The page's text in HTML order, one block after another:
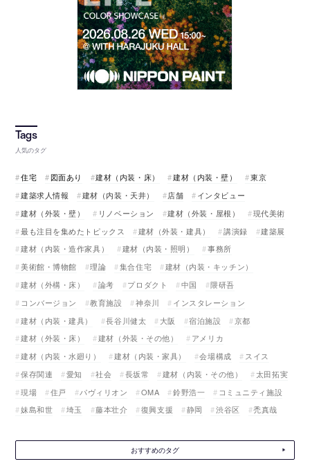
人気のタグ
住宅 図面あり 建材（内装・床） 建材（内装・壁）
東京
建築求人情報
建材（内装・天井） 店舗
インタビュー
建材（外装・壁）
リノベーション 建材（外装・屋根）
現代美術
最も注目を集めたトピックス
建材（外装・建具） 講演録
建築展
建材（内装・造作家具）
建材（内装・照明）
事務所
美術館・博物館
理論 集合住宅
建材（内装・キッチン）
建材（外構・床）
論考 プロダクト 中国
隈研吾
コンバージョン
教育施設 神奈川
インスタレーション
建材（内装・建具）
長谷川健太 大阪 宿泊施設
京都
建材（外装・床）
建材（外装・その他）
アメリカ
建材（内装・水廻り）
建材（内装・家具） 会場構成
スイス
保存関連
愛知 社会 長坂常 建材（内装・その他）
太田拓実
現場
住戸 パヴィリオン OMA 鈴野浩一
コミュニティ施設
妹島和世
埼玉 藤本壮介 復興支援 静岡 渋谷区 禿真哉
おすすめのタグ